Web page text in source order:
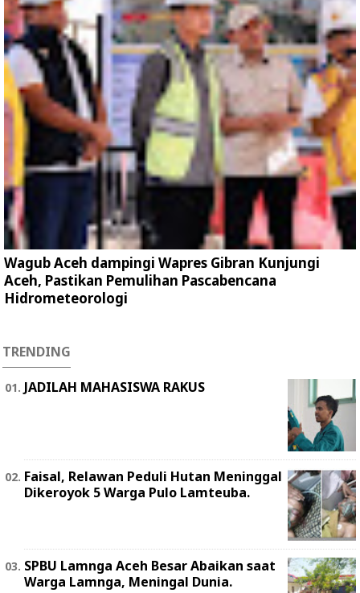
Wagub Aceh dampingi Wapres Gibran Kunjungi
Aceh, Pastikan Pemulihan Pascabencana
Hidrometeorologi
TRENDING
JADILAH MAHASISWA RAKUS
Faisal, Relawan Peduli Hutan Meninggal
Dikeroyok 5 Warga Pulo Lamteuba.
SPBU Lamnga Aceh Besar Abaikan saat
Warga Lamnga, Meningal Dunia.